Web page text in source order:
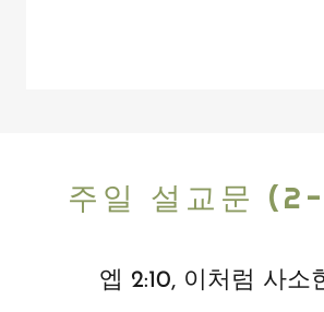
주일 설교문
엡 2:10, 이처럼 사소